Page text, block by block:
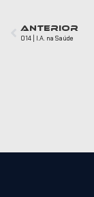
ANTERIOR
014 | I.A. na Saúde